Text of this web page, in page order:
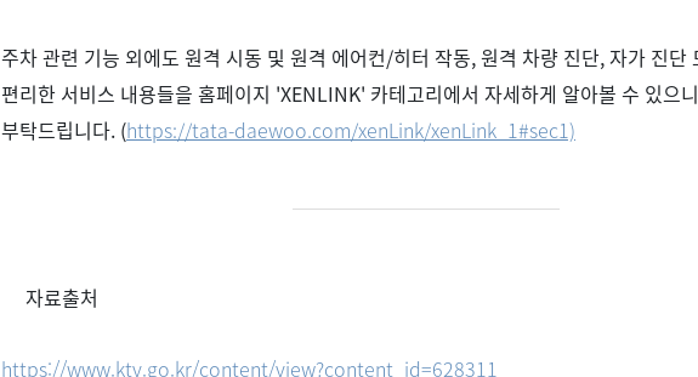
주차 관련 기능 외에도 원격 시동 및 원격 에어컨/히터 작동,원격 차량 진단,자가 진단
편리한 서비스 내용들을 홈페이지 'XENLINK' 카테고리에서 자세하게 알아볼 수 있으
부탁드립니다. (https://tata-daewoo.com/xenLink/xenLink_1#sec1)
자료출처
https://www.ktv.go.kr/content/view?content_id=628311